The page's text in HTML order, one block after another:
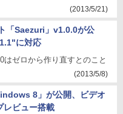
(2013/5/21)
「Saezuri」v1.0.0が公
に対応
はゼロから作り直すとのこと
(2013/5/8)
8」が公開、ビデオ
レビュー搭載